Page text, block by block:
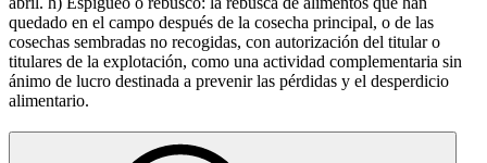
quedado en el campo después de la cosecha principal, o de las
cosechas sembradas no recogidas, con autorización del titular o
titulares de la explotación, como una actividad complementaria sin
ánimo de lucro destinada a prevenir las pérdidas y el desperdicio
alimentario.